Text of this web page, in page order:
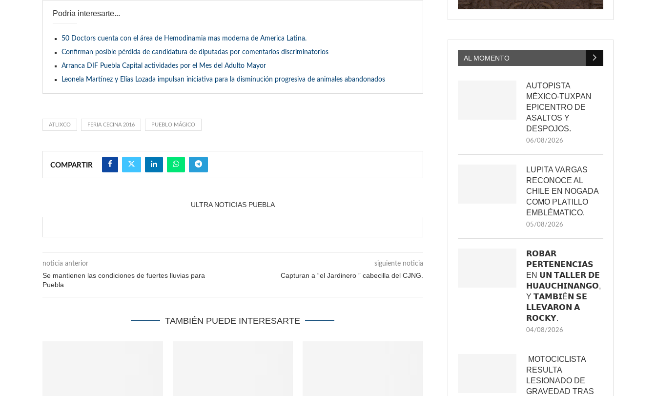
Podría interesarte...
50 Doctors cuenta con el área de Hemodinamia mas moderna de America Latina.
Confirman posible pérdida de candidatura de diputadas por comentarios discriminatorios
Arranca DIF Puebla Capital actividades por el Mes del Adulto Mayor
Leonela Martínez y Elías Lozada impulsan iniciativa para la disminución progresiva de animales abandonados
ATLIXCO FERIA CECINA 2016 PUEBLO MÁGICO
COMPARTIR
ULTRA NOTICIAS PUEBLA
noticia anterior
Se mantienen las condiciones de fuertes lluvias para
Puebla
siguiente noticia
Capturan a “el Jardinero ” cabecilla del CJNG.
TAMBIÉN PUEDE INTERESARTE
AL MOMENTO
AUTOPISTA
MÉXICO-TUXPAN
EPICENTRO DE
ASALTOS Y
DESPOJOS.
06/08/2026
LUPITA VARGAS
RECONOCE AL
CHILE EN NOGADA
COMO PLATILLO
EMBLÉMATICO.
05/08/2026
𝗥𝗢𝗕𝗔𝗥
𝗣𝗘𝗥𝗧𝗘𝗡𝗘𝗡𝗖𝗜𝗔𝗦
EN 𝗨𝗡 𝗧𝗔𝗟𝗟𝗘𝗥 𝗗𝗘
𝗛𝗨𝗔𝗨𝗖𝗛𝗜𝗡𝗔𝗡𝗚𝗢,
Y 𝗧𝗔𝗠𝗕𝗜É𝗡 𝗦𝗘
𝗟𝗟𝗘𝗩𝗔𝗥𝗢𝗡 𝗔
𝗥𝗢𝗖𝗞𝗬.
04/08/2026
MOTOCICLISTA
RESULTA
LESIONADO DE
GRAVEDAD TRAS